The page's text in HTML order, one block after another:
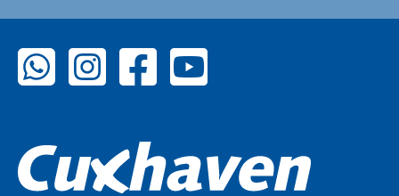
zu WhatsAppzu Instagramzu Facebook
zu YouTube